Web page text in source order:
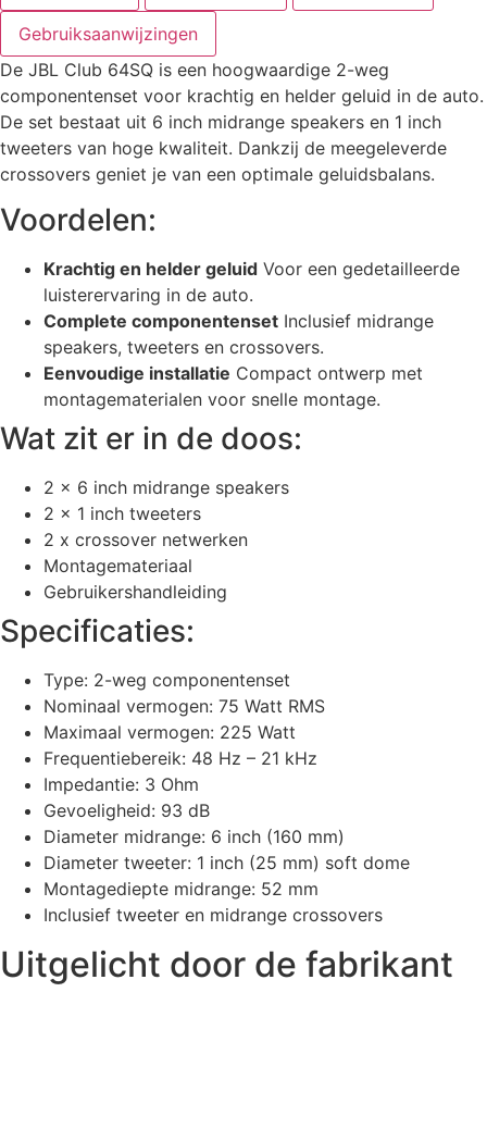
Gebruiksaanwijzingen
De JBL Club 64SQ is een hoogwaardige 2-weg
componentenset voor krachtig en helder geluid in de auto.
De set bestaat uit 6 inch midrange speakers en 1 inch
tweeters van hoge kwaliteit. Dankzij de meegeleverde
crossovers geniet je van een optimale geluidsbalans.
Voordelen:
Krachtig en helder geluid Voor een gedetailleerde
luisterervaring in de auto.
Complete componentenset Inclusief midrange
speakers, tweeters en crossovers.
Eenvoudige installatie Compact ontwerp met
montagematerialen voor snelle montage.
Wat zit er in de doos:
2 x 6 inch midrange speakers
2 x 1 inch tweeters
2 x crossover netwerken
Montagemateriaal
Gebruikershandleiding
Specificaties:
Type: 2-weg componentenset
Nominaal vermogen: 75 Watt RMS
Maximaal vermogen: 225 Watt
Frequentiebereik: 48 Hz – 21 kHz
Impedantie: 3 Ohm
Gevoeligheid: 93 dB
Diameter midrange: 6 inch (160 mm)
Diameter tweeter: 1 inch (25 mm) soft dome
Montagediepte midrange: 52 mm
Inclusief tweeter en midrange crossovers
Uitgelicht door de fabrikant